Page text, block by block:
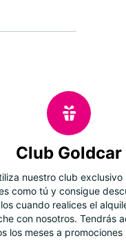
Club Goldcar
nuestro club exclusivo
como tú y consigue
cuando realices el
con nosotros. Tendrás
los meses a promociones